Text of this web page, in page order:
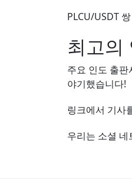
PLCU/USDT
최고의
주요 인도 출
야기했습니다!
링크에서 기사
우리는 소셜